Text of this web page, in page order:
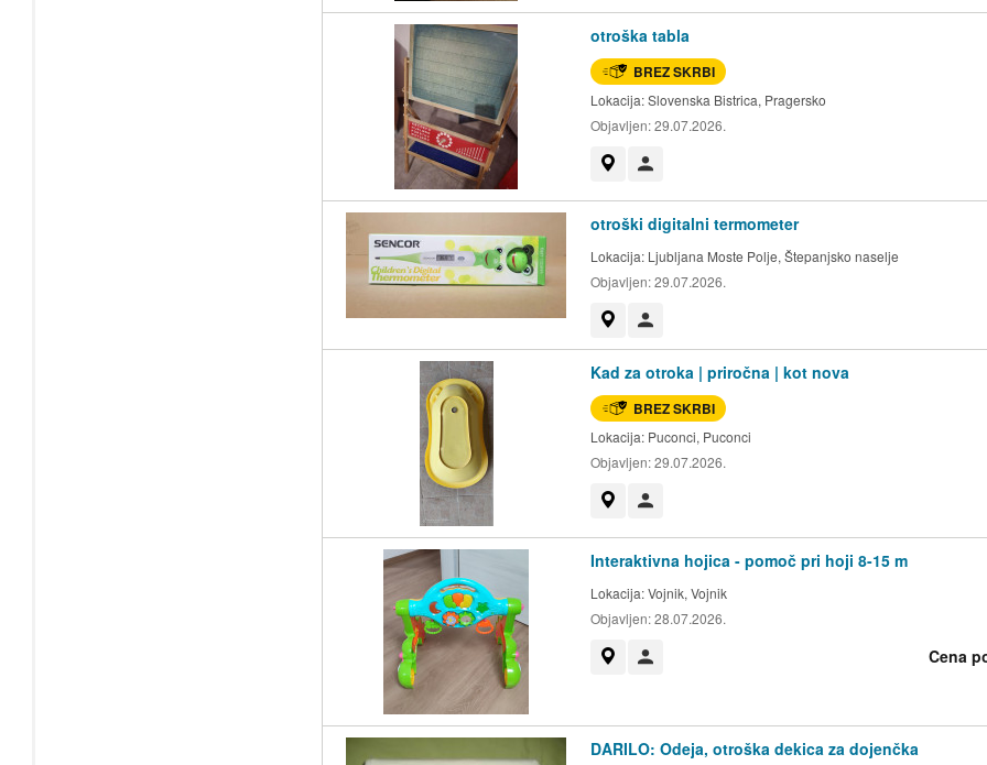
otroška tabla
BREZ SKRBI
Lokacija:Slovenska Bistrica, Pragersko
Objavljen:29.07.2026.
otroški digitalni termometer
Lokacija: Ljubljana Moste Polje, Štepanjsko naselje
Objavljen:29.07.2026.
Kad za otroka | priročna | kot nova
BREZ SKRBI
Lokacija: Puconci, Puconci
Objavljen:29.07.2026.
Interaktivna hojica - pomoč pri hoji 8-15 m
Lokacija:Vojnik, Vojnik
Objavljen:28.07.2026.
Cena
DARILO: Odeja, otroška dekica za dojenčka